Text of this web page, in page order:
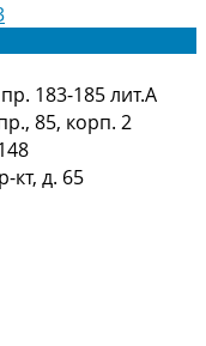
183-185 лит.А
85, корп. 2
кт, д. 65